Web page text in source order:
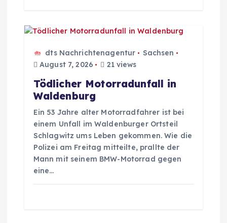
t
dts Nachrichtenagentur
Sachsen
August 7, 2026
21 views
Tödlicher Motorradunfall in
Waldenburg
Ein 53 Jahre alter Motorradfahrer ist bei
einem Unfall im Waldenburger Ortsteil
Schlagwitz ums Leben gekommen. Wie die
Polizei am Freitag mitteilte, prallte der
Mann mit seinem BMW-Motorrad gegen
eine…